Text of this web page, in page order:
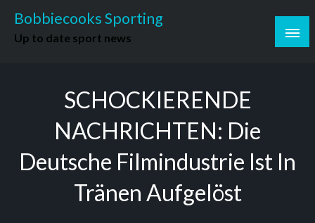
content
Bobbiecooks Sporting
Up to date sport news
SCHOCKIERENDE
NACHRICHTEN: Die
Deutsche Filmindustrie Ist In
Tränen Aufgelöst